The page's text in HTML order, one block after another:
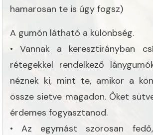
hamarosan te is úgy fogsz)
A gumón látható a különbség.
• Vannak a keresztirányban
rétegekkel rendelkező
néznek ki, mint te, amikor a
össze sietve magadon. Őket
érdemes fogyasztanod.
• Az egymást szorosan